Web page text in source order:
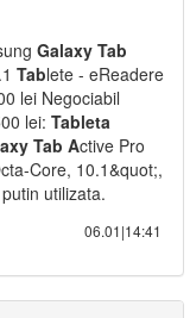
Galaxy Tab
Tablete - eReadere
lei Negociabil
lei: Tableta
Tab Active Pro
Core, 10.1&quot;,
utilizata.
06.01|14:41